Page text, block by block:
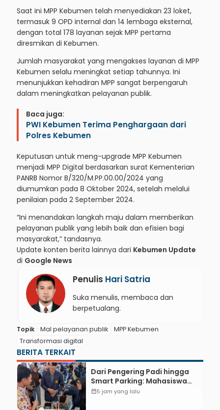
Saat ini MPP Kebumen telah menyediakan 23 loket,
termasuk 9 OPD internal dan 14 lembaga eksternal,
dengan total 178 layanan sejak MPP pertama
diresmikan di Kebumen.
Jumlah masyarakat yang mengakses layanan di MPP
Kebumen selalu meningkat setiap tahunnya. Ini
menunjukkan kehadiran MPP sangat berpengaruh
dalam meningkatkan pelayanan publik.
Baca juga:
PWI Kebumen Terima Penghargaan dari
Polres Kebumen
Keputusan untuk meng-upgrade MPP Kebumen
menjadi MPP Digital berdasarkan surat Kementerian
PANRB Nomor B/320/M.PP.00.00/2024 yang
diumumkan pada 8 Oktober 2024, setelah melalui
penilaian pada 2 September 2024.
“Ini menandakan langkah maju dalam memberikan
pelayanan publik yang lebih baik dan efisien bagi
masyarakat,” tandasnya.
Update konten berita lainnya dari Kebumen Update
di Google News
Penulis Hari Satria
Suka menulis, membaca dan
berpetualang.
Topik Mal pelayanan publik
MPP Kebumen
Transformasi digital
BERITA TERKAIT
Dari Pengering Padi hingga
Smart Parking: Mahasiswa
UPB Unjuk Gigi Lewat
calendar_month5 jam yang lalu